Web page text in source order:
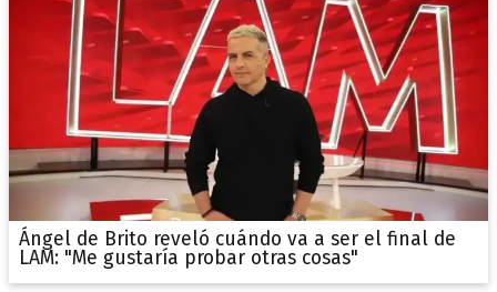
Ángel de Brito reveló cuándo va a ser el final de
LAM: "Me gustaría probar otras cosas"